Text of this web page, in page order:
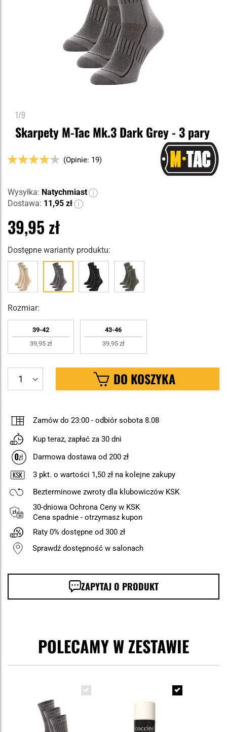
1/9
Skarpety M-Tac Mk.3 Dark Grey - 3 pary
Ocena:
(Opinie: 19)
Wysyłka: Natychmiast
Dostawa: 11,95 zł
39,95 zł
Dostępne warianty produktu:
Rozmiar:
39-42
39,95 zł
43-46
39,95 zł
DO KOSZYKA
Zamów do 23:00 - odbiór sobota 8.08
Kup teraz, zapłać za 30 dni
Darmowa dostawa od 200 zł
3 pkt. o wartości 1,50 zł na kolejne zakupy
Bezterminowe zwroty dla klubowiczów KSK
30-dniowa Ochrona Ceny w KSK
Cena spadnie - otrzymasz kupon
Raty 0% dostępne od 300 zł
Sprawdź dostępność w salonach
ZAPYTAJ O PRODUKT
POLECAMY W ZESTAWIE